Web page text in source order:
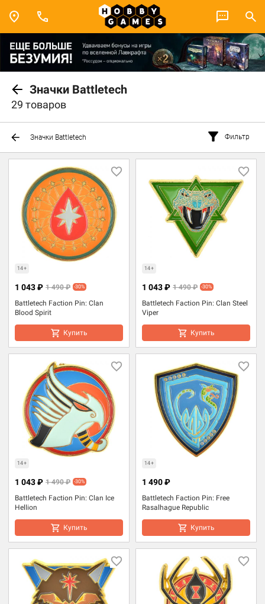
Значки Battletech
29 товаров
Значки Battletech Фильтр
14+
Battletech Faction Pin: Clan
Blood Spirit
1 043 ₽ 1 490 ₽ -30%
Купить
14+
Battletech Faction Pin: Clan Steel
Viper
1 043 ₽ 1 490 ₽ -30%
Купить
14+
Battletech Faction Pin: Clan Ice
Hellion
1 043 ₽ 1 490 ₽ -30%
Купить
14+
Battletech Faction Pin: Free
Rasalhague Republic
1 490 ₽
Купить